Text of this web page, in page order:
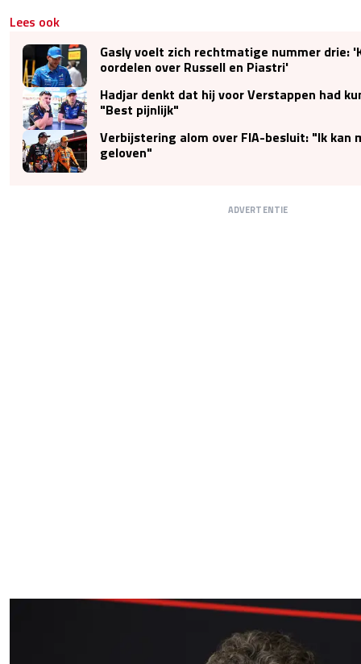
Lees ook
Gasly voelt zich rechtmatige nummer drie:
oordelen over Russell en Piastri'
Hadjar denkt dat hij voor Verstappen had
"Best pijnlijk"
Verbijstering alom over FIA-besluit: "Ik kan
geloven"
ADVERTENTIE